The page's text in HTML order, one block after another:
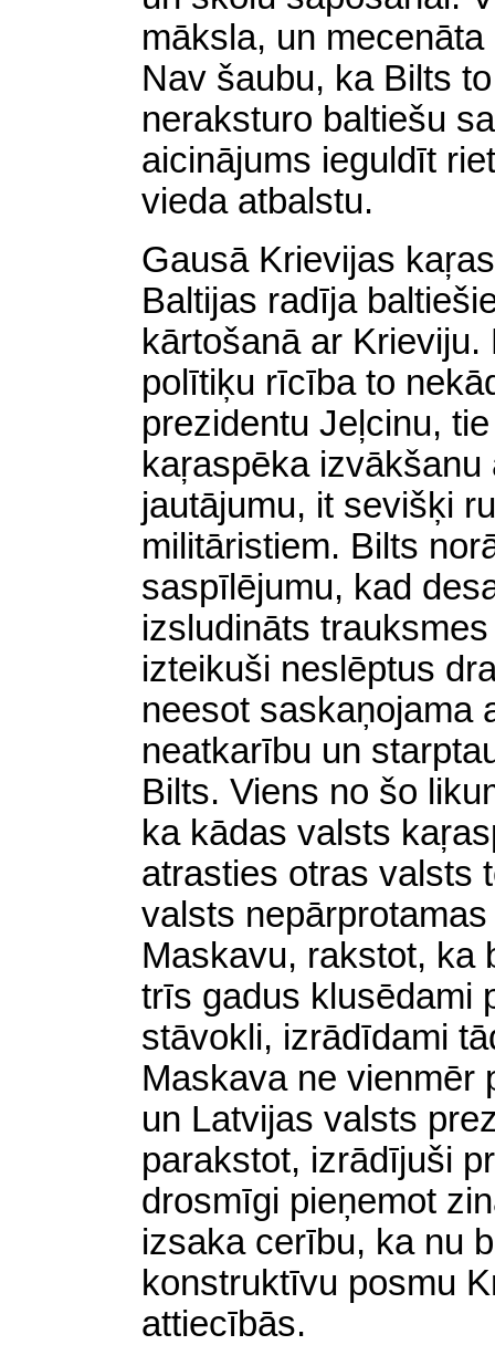
māksla, un
Nav šaubu, ka Bilts
neraksturo baltiešu
aicinājums ieguldīt
vieda atbalstu.
Gausā Krievijas
Baltijas radīja
kārtošanā ar
polītiķu rīcība to
prezidentu Jeļcinu,
kaŗaspēka
jautājumu, it sevišķi
militāristiem. Bilts
saspīlējumu, kad
izsludināts
izteikuši neslēptus
neesot saskaņojama
neatkarību un
Bilts. Viens no šo
ka kādas valsts
atrasties otras valsts
valsts
Maskavu, rakstot, ka
trīs gadus klusēdami
stāvokli, izrādīdami
Maskava ne vienmēr
un Latvijas valsts
parakstot, izrādījuši
drosmīgi pieņemot
izsaka cerību, ka nu
konstruktīvu posmu
attiecībās.